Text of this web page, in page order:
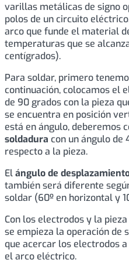
varillas metálicas de signo
polos de un circuito
arco que funde el material
temperaturas que se
centígrados).
Para soldar, primero
continuación, colocamos el
de 90 grados con la pieza
se encuentra en posición
está en ángulo, deberemos
soldadura con un ángulo de
respecto a la pieza.
Elángulo de
también será diferente
soldar (60º en horizontal y
Con los electrodos y la
se empieza la operación de
que acercar los electrodos
el arco eléctrico.